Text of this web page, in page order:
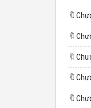
🔖
🔖
🔖
🔖
🔖